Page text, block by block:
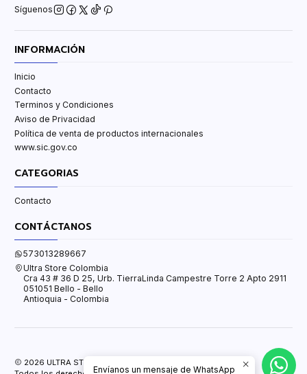
Síguenos
INFORMACIÓN
Inicio
Contacto
Terminos y Condiciones
Aviso de Privacidad
Política de venta de productos internacionales
www.sic.gov.co
CATEGORIAS
Contacto
CONTÁCTANOS
573013289667
Ultra Store Colombia
Cra 43 # 36 D 25, Urb. TierraLinda Campestre Torre 2 Apto 2911
051051 Bello - Bello
Antioquia - Colombia
2026 ULTRA STORE.
Envíanos un mensaje de WhatsApp